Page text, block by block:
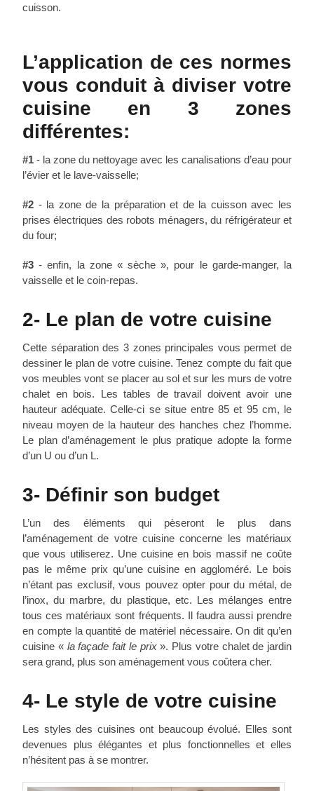
cuisson.
L’application de ces normes
vous conduit à diviser votre
cuisine en 3 zones
différentes:
#1 - la zone du nettoyage avec les canalisations d’eau pour
l’évier et le lave-vaisselle;
#2 - la zone de la préparation et de la cuisson avec les
prises électriques des robots ménagers, du réfrigérateur et
du four;
#3 - enfin, la zone « sèche », pour le garde-manger, la
vaisselle et le coin-repas.
2- Le plan de votre cuisine
Cette séparation des 3 zones principales vous permet de
dessiner le plan de votre cuisine. Tenez compte du fait que
vos meubles vont se placer au sol et sur les murs de votre
chalet en bois. Les tables de travail doivent avoir une
hauteur adéquate. Celle-ci se situe entre 85 et 95 cm, le
niveau moyen de la hauteur des hanches chez l’homme.
Le plan d’aménagement le plus pratique adopte la forme
d’un U ou d’un L.
3- Définir son budget
L’un des éléments qui pèseront le plus dans
l’aménagement de votre cuisine concerne les matériaux
que vous utiliserez. Une cuisine en bois massif ne coûte
pas le même prix qu’une cuisine en aggloméré. Le bois
n’étant pas exclusif, vous pouvez opter pour du métal, de
l’inox, du marbre, du plastique, etc. Les mélanges entre
tous ces matériaux sont fréquents. Il faudra aussi prendre
en compte la quantité de matériel nécessaire. On dit qu’en
cuisine « la façade fait le prix». Plus votre chalet de jardin
sera grand, plus son aménagement vous coûtera cher.
4- Le style de votre cuisine
Les styles des cuisines ont beaucoup évolué. Elles sont
devenues plus élégantes et plus fonctionnelles et elles
n’hésitent pas à se montrer.